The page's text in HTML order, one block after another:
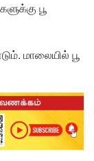
பூ
மாலையில் பூ